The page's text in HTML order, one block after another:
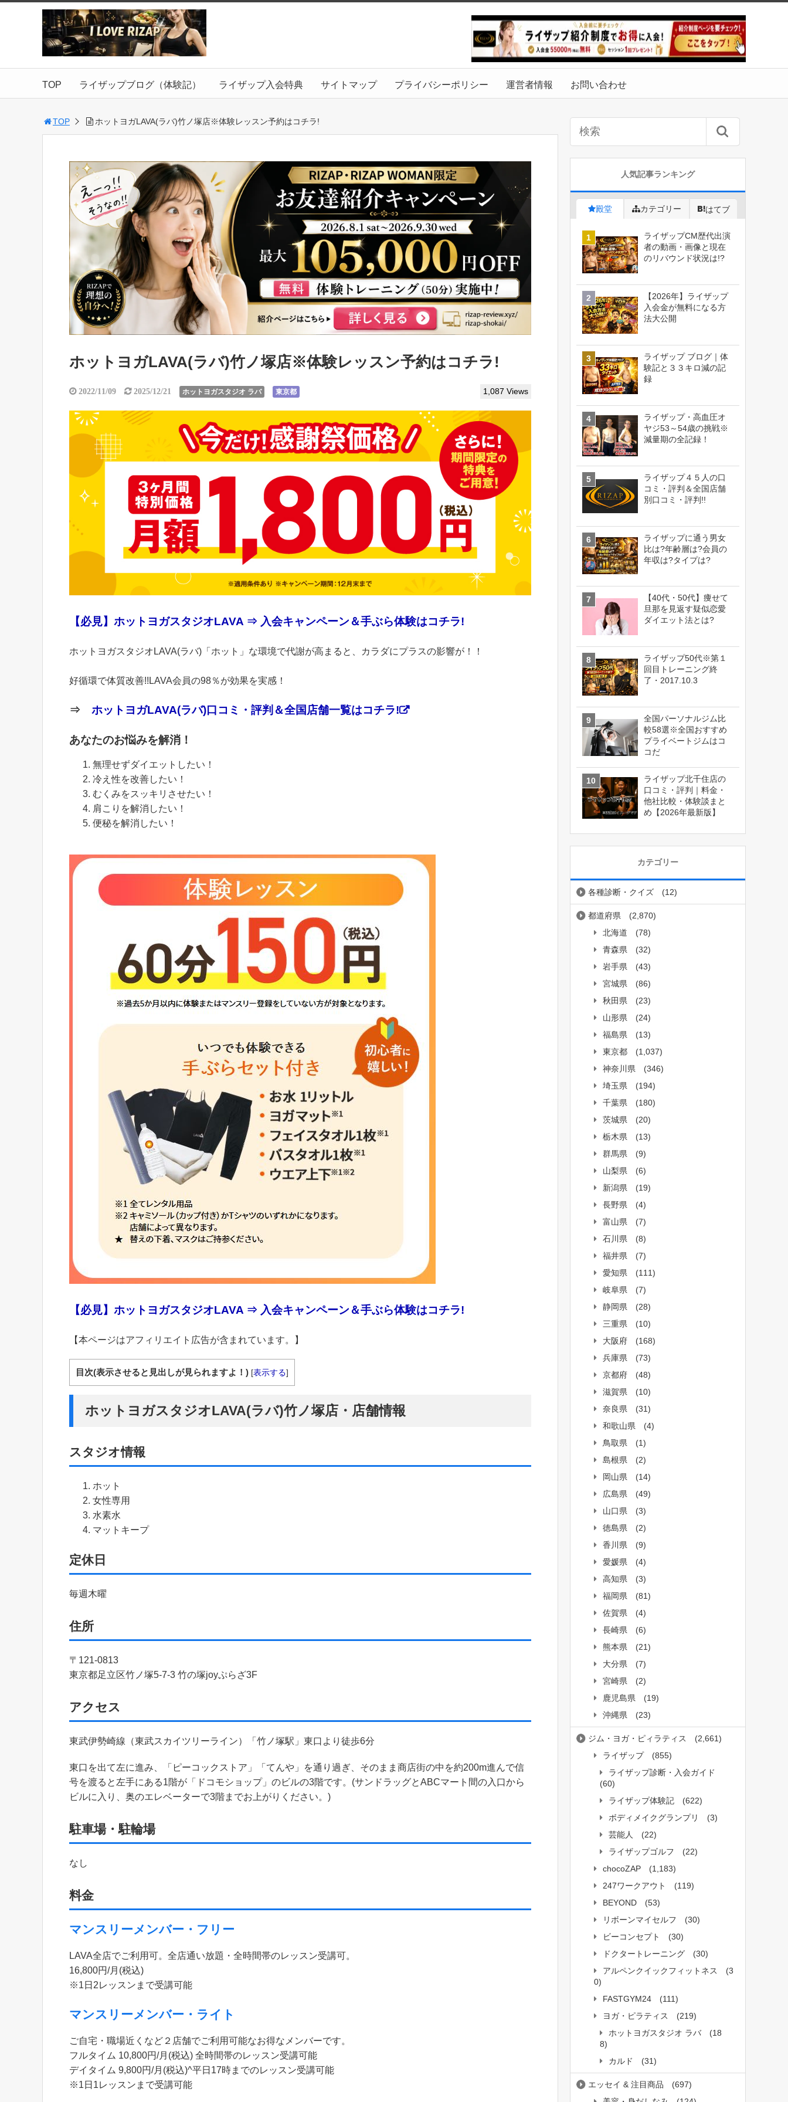
TOP ライザップブログ（体験記） ライザップ入会特典 サイトマップ プライバシーポリシー 運営者情報 お問い合わせ
TOP ホットヨガLAVA(ラバ)竹ノ塚店※体験レッスン予約はコチラ!
ホットヨガLAVA(ラバ)竹ノ塚店※体験レッスン予約はコチラ!
2022/11/09 2025/12/21 ホットヨガスタジオ ラバ 東京都 1,087 Views
【必見】ホットヨガスタジオLAVA ⇒ 入会キャンペーン＆手ぶら体験はコチラ!
ホットヨガスタジオLAVA(ラバ)「ホット」な環境で代謝が高まると、カラダにプラスの影響が！！
好循環で体質改善!!LAVA会員の98％が効果を実感！
⇒ ホットヨガLAVA(ラバ)口コミ・評判＆全国店舗一覧はコチラ!
あなたのお悩みを解消！
無理せずダイエットしたい！
冷え性を改善したい！
むくみをスッキリさせたい！
肩こりを解消したい！
便秘を解消したい！
【必見】ホットヨガスタジオLAVA ⇒ 入会キャンペーン＆手ぶら体験はコチラ!
【本ページはアフィリエイト広告が含まれています。】
目次(表示させると見出しが見られますよ！) [表示する]
ホットヨガスタジオLAVA(ラバ)竹ノ塚店・店舗情報
スタジオ情報
ホット
女性専用
水素水
マットキープ
定休日
毎週木曜
住所
〒121-0813
東京都足立区竹ノ塚5-7-3 竹の塚joyぷらざ3F
アクセス
東武伊勢崎線（東武スカイツリーライン）「竹ノ塚駅」東口より徒歩6分
東口を出て左に進み、「ピーコックストア」「てんや」を通り過ぎ、そのまま商店街の中を約200m進んで信
号を渡ると左手にある1階が「ドコモショップ」のビルの3階です。(サンドラッグとABCマート間の入口から
ビルに入り、奥のエレベーターで3階までお上がりください。)
駐車場・駐輪場
なし
料金
マンスリーメンバー・フリー
LAVA全店でご利用可。全店通い放題・全時間帯のレッスン受講可。
16,800円/月(税込)
※1日2レッスンまで受講可能
マンスリーメンバー・ライト
ご自宅・職場近くなど２店舗でご利用可能なお得なメンバーです。
フルタイム 10,800円/月(税込) 全時間帯のレッスン受講可能
デイタイム 9,800円/月(税込)^平日17時までのレッスン受講可能
※1日1レッスンまで受講可能
人気記事ランキング
殿堂 カテゴリー はてブ
ライザップCM歴代出演
者の動画・画像と現在
のリバウンド状況は!?
【2026年】ライザップ
入会金が無料になる方
法大公開
ライザップ ブログ｜体
験記と３３キロ減の記
録
ライザップ・高血圧オ
ヤジ53～54歳の挑戦※
減量期の全記録！
ライザップ４５人の口
コミ・評判＆全国店舗
別口コミ・評判!!
ライザップに通う男女
比は?年齢層は?会員の
年収は?タイプは?
【40代・50代】痩せて
旦那を見返す疑似恋愛
ダイエット法とは?
ライザップ50代※第１
回目トレーニング終
了・2017.10.3
全国パーソナルジム比
較58選※全国おすすめ
プライベートジムはコ
コだ
ライザップ北千住店の
口コミ・評判｜料金・
他社比較・体験談まと
め【2026年最新版】
カテゴリー
各種診断・クイズ (12)
都道府県
(2,870)
北海道
(78)
青森県
(32)
岩手県
(43)
宮城県
(86)
秋田県
(23)
山形県
(24)
福島県
(13)
東京都
(1,037)
神奈川県
(346)
埼玉県
(194)
千葉県
(180)
茨城県
(20)
栃木県
(13)
群馬県
(9)
山梨県
(6)
新潟県
(19)
長野県
(4)
富山県
(7)
石川県
(8)
福井県
(7)
愛知県
(111)
岐阜県
(7)
静岡県
(28)
三重県
(10)
大阪府
(168)
兵庫県
(73)
京都府
(48)
滋賀県
(10)
奈良県
(31)
和歌山県
(4)
鳥取県
(1)
島根県
(2)
岡山県
(14)
広島県
(49)
山口県
(3)
徳島県
(2)
香川県
(9)
愛媛県
(4)
高知県
(3)
福岡県
(81)
佐賀県
(4)
長崎県
(6)
熊本県
(21)
大分県
(7)
宮崎県
(2)
鹿児島県
(19)
沖縄県
(23)
ジム・ヨガ・ピィラティス
(2,661)
ライザップ
(855)
ライザップ診断・入会ガイド
(60)
ライザップ体験記
(622)
ボディメイクグランプリ
(3)
芸能人
(22)
ライザップゴルフ
(22)
chocoZAP
(1,183)
247ワークアウト
(119)
BEYOND
(53)
リボーンマイセルフ
(30)
ビーコンセプト
(30)
ドクタートレーニング
(30)
アルペンクイックフィットネス
(3
0)
FASTGYM24
(111)
ヨガ・ピラティス
(219)
ホットヨガスタジオ ラバ
(18
8)
カルド
(31)
エッセイ & 注目商品
(697)